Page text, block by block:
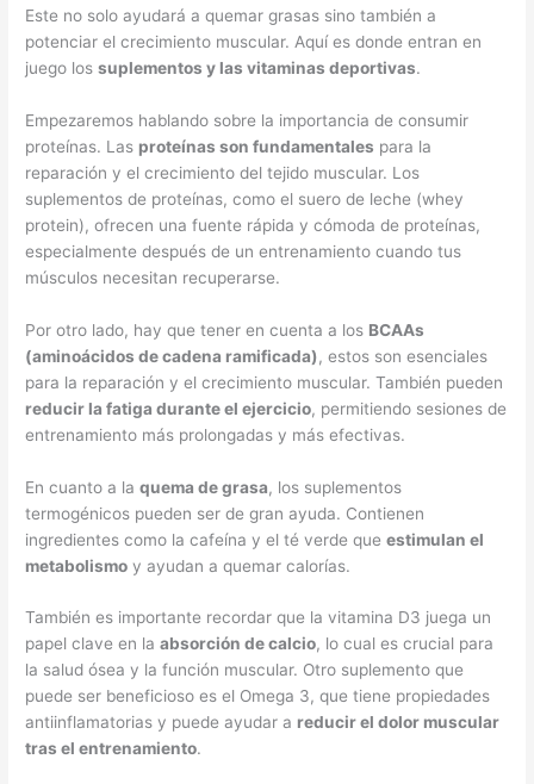
Este no solo ayudará a quemar grasas sino también a
potenciar el crecimiento muscular. Aquí es donde entran en
juego lossuplementos y las vitaminas deportivas.
Empezaremos hablando sobre la importancia de consumir
proteínas. Las proteínas son fundamentales para la
reparación y el crecimiento del tejido muscular. Los
suplementos de proteínas, como el suero de leche (whey
protein), ofrecen una fuente rápida y cómoda de proteínas,
especialmente después de un entrenamiento cuando tus
músculos necesitan recuperarse.
Por otro lado, hay que tener en cuenta a los BCAAs
(aminoácidos de cadena ramificada), estos son esenciales
para la reparación y el crecimiento muscular. También pueden
reducir la fatiga durante el ejercicio, permitiendo sesiones de
entrenamiento más prolongadas y más efectivas.
En cuanto a laquema de grasa, los suplementos
termogénicos pueden ser de gran ayuda. Contienen
ingredientes como la cafeína y el té verde queestimulan el
metabolismo y ayudan a quemar calorías.
También es importante recordar que la vitamina D3 juega un
papel clave en laabsorción de calcio, lo cual es crucial para
la salud ósea y la función muscular. Otro suplemento que
puede ser beneficioso es el Omega 3, que tiene propiedades
antiinflamatorias y puede ayudar a reducir el dolor muscular
tras el entrenamiento.